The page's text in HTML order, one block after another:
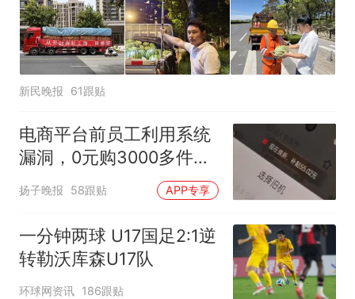
新民晚报 61跟贴
电商平台前员工利用系统
漏洞，0元购3000多件家
电！
扬子晚报 58跟贴 APP专享
一分钟两球 U17国足2:1逆
转勒沃库森U17队
环球网资讯 186跟贴